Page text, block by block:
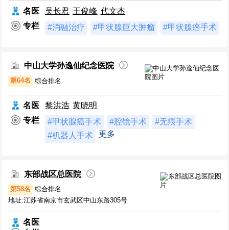
名医 吴长君 王俊峰 代文杰
专栏
#消融治疗 #甲状腺巨大肿瘤 #甲状腺癌手术
中山大学孙逸仙纪念医院
第64名 综合排名
名医 黎洪浩 黄晓明
专栏
#甲状腺癌手术 #腔镜手术
#无痕手术
#机器人手术
更多
东部战区总医院
第58名 综合排名
地址:江苏省南京市玄武区中山东路305号
名医